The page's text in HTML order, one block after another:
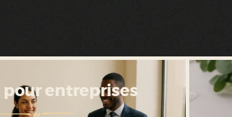
entreprises